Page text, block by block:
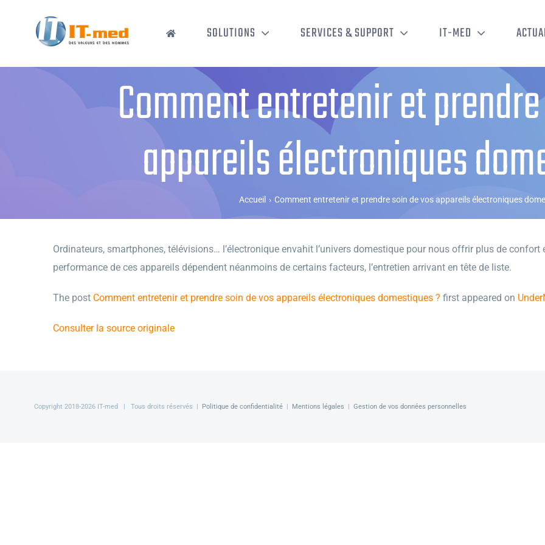
SOLUTIONS SERVICES & SUPPORT IT-MED
Comment entretenir et
appareils électroniques
Accueil › Comment entretenir et prendre soin de vos appareils électroniques
Ordinateurs, smartphones, télévisions… l’électronique envahit l’univers domestique pour nous offrir plus de
performance de ces appareils dépendent néanmoins de certains facteurs, l’entretien arrivant en tête de liste.
The post Comment entretenir et prendre soin de vos appareils électroniques domestiques ? first appeared on
Consulter la source originale
Copyright 2018-2026 IT-med | Tous droits réservés | Politique de confidentialité| Mentions légales | Gestion de vos données personnelles